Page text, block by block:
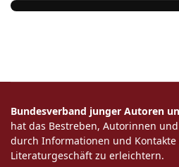
Bundesverband junger Autoren
hat das Bestreben, Autorinnen
durch Informationen und Kontakte
Literaturgeschäft zu erleichtern.